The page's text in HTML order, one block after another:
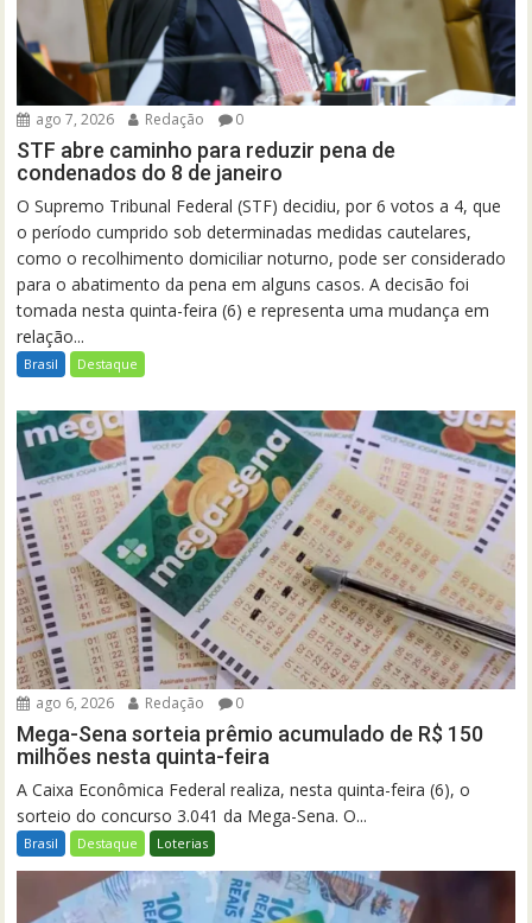
ago 7, 2026 Redação 0
STF abre caminho para reduzir pena de
condenados do 8 de janeiro
O Supremo Tribunal Federal (STF) decidiu, por 6 votos a 4, que
o período cumprido sob determinadas medidas cautelares,
como o recolhimento domiciliar noturno, pode ser considerado
para o abatimento da pena em alguns casos. A decisão foi
tomada nesta quinta-feira (6) e representa uma mudança em
relação...
Brasil Destaque
ago 6, 2026 Redação 0
Mega-Sena sorteia prêmio acumulado de R$ 150
milhões nesta quinta-feira
A Caixa Econômica Federal realiza, nesta quinta-feira (6), o
sorteio do concurso 3.041 da Mega-Sena. O...
Brasil Destaque Loterias